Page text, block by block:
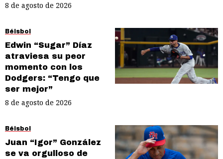
8 de agosto de 2026
Béisbol
Edwin “Sugar” Díaz
atraviesa su peor
momento con los
Dodgers: “Tengo que
ser mejor”
8 de agosto de 2026
Béisbol
Juan “Igor” González
se va orgulloso de